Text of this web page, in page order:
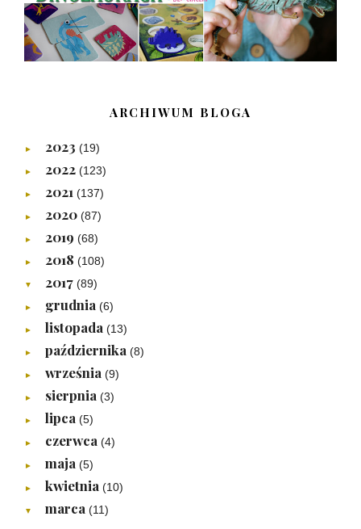
ARCHIWUM BLOGA
► 2023 (19)
► 2022 (123)
► 2021 (137)
► 2020 (87)
► 2019 (68)
► 2018 (108)
▼ 2017 (89)
► grudnia (6)
► listopada (13)
► października (8)
► września (9)
► sierpnia (3)
► lipca (5)
► czerwca (4)
► maja (5)
► kwietnia (10)
▼ marca (11)